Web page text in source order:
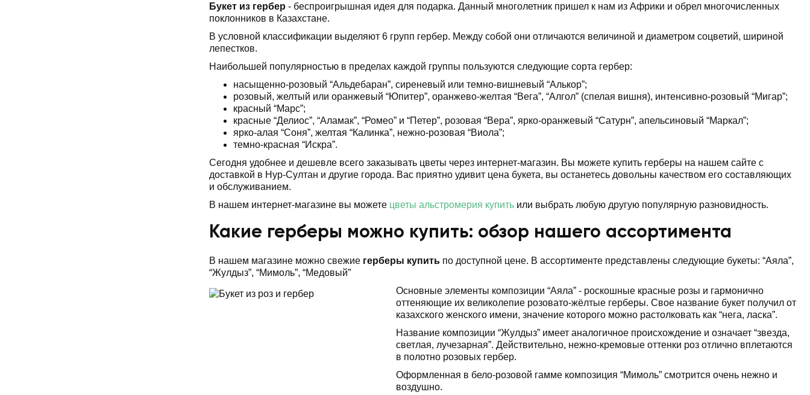
Букет из гербер - беспроигрышная идея для подарка. Данный многолетник пришел к нам из Африки и обрел многочисленных
поклонников в Казахстане.
В условной классификации выделяют 6 групп гербер. Между собой они отличаются величиной и диаметром соцветий, шириной
лепестков.
Наибольшей популярностью в пределах каждой группы пользуются следующие сорта гербер:
насыщенно-розовый “Альдебаран”, сиреневый или темно-вишневый “Алькор”;
розовый, желтый или оранжевый “Юпитер”, оранжево-желтая “Вега”, “Алгол” (спелая вишня), интенсивно-розовый “Мигар”;
красный “Марс”;
красные “Делиос”, “Аламак”, “Ромео” и “Петер”, розовая “Вера”, ярко-оранжевый “Сатурн”, апельсиновый “Маркал”;
ярко-алая “Соня”, желтая “Калинка”, нежно-розовая “Виола”;
темно-красная “Искра”.
Сегодня удобнее и дешевле всего заказывать цветы через интернет-магазин. Вы можете купить герберы на нашем сайте с
доставкой в Нур-Султан и другие города. Вас приятно удивит цена букета, вы останетесь довольны качеством его составляющих
и обслуживанием.
В нашем интернет-магазине вы можете цветы альстромерия купить или выбрать любую другую популярную разновидность.
Какие герберы можно купить: обзор нашего ассортимента
В нашем магазине можно свежие герберы купить по доступной цене. В ассортименте представлены следующие букеты: “Аяла”,
“Жулдыз”, “Мимоль”, “Медовый”
Основные элементы композиции “Аяла” - роскошные красные розы и гармонично
оттеняющие их великолепие розовато-жёлтые герберы. Свое название букет получил от
казахского женского имени, значение которого можно растолковать как “нега, ласка”.
Название композиции “Жулдыз” имеет аналогичное происхождение и означает “звезда,
светлая, лучезарная”. Действительно, нежно-кремовые оттенки роз отлично вплетаются
в полотно розовых гербер.
Оформленная в бело-розовой гамме композиция “Мимоль” смотрится очень нежно и
воздушно.